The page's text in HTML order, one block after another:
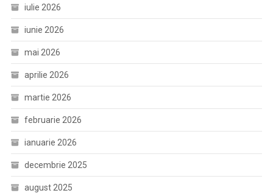
iulie 2026
iunie 2026
mai 2026
aprilie 2026
martie 2026
februarie 2026
ianuarie 2026
decembrie 2025
august 2025